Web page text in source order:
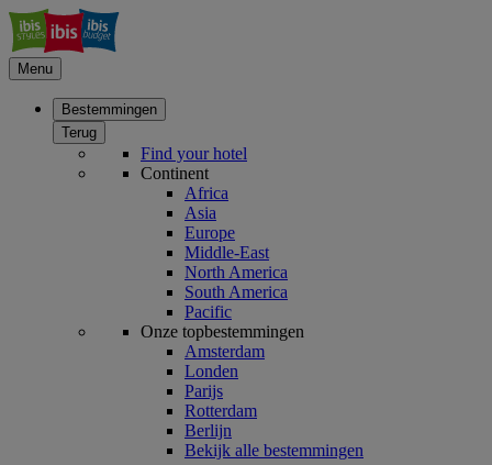
Menu
Bestemmingen
Terug
Find your hotel
Continent
Africa
Asia
Europe
Middle-East
North America
South America
Pacific
Onze topbestemmingen
Amsterdam
Londen
Parijs
Rotterdam
Berlijn
Bekijk alle bestemmingen